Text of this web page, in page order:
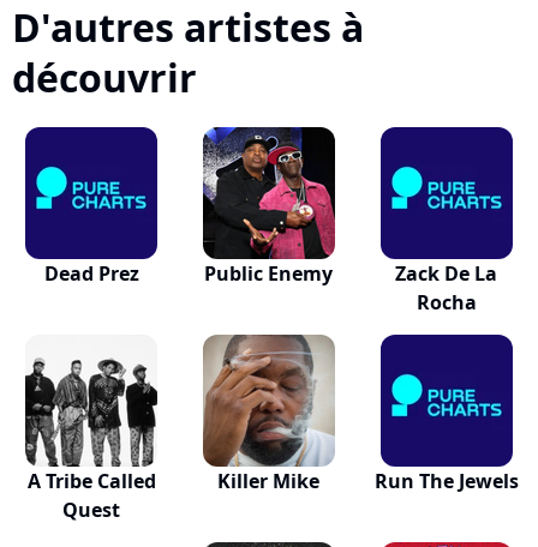
D'autres artistes à
découvrir
Dead Prez Public Enemy
Zack De La
Rocha
A Tribe Called
Quest
Killer Mike Run The Jewels